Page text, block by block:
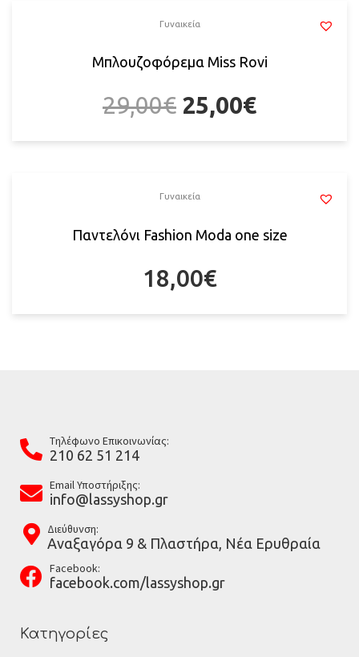
Γυναικεία
Mπλουζοφόρεμα Miss Rovi
29,00€ 25,00€
Γυναικεία
Παντελόνι Fashion Moda one size
18,00€
Tηλέφωνο Επικοινωνίας:
210 62 51 214
Email Υποστήριξης:
info@lassyshop.gr
Διεύθυνση:
Αναξαγόρα 9 & Πλαστήρα, Νέα Ερυθραία
Facebook:
facebook.com/lassyshop.gr
Κατηγορίες